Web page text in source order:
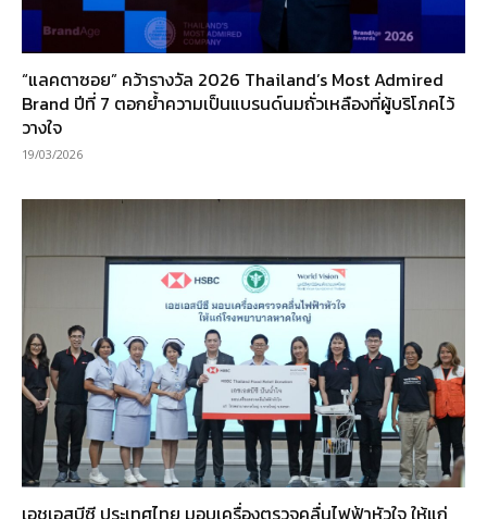
“แลคตาซอย” คว้ารางวัล 2026 Thailand’s Most Admired
Brand ปีที่ 7 ตอกย้ำความเป็นแบรนด์นมถั่วเหลืองที่ผู้บริโภคไว้
วางใจ
19/03/2026
เอชเอสบีซี ประเทศไทย มอบเครื่องตรวจคลื่นไฟฟ้าหัวใจ ให้แก่